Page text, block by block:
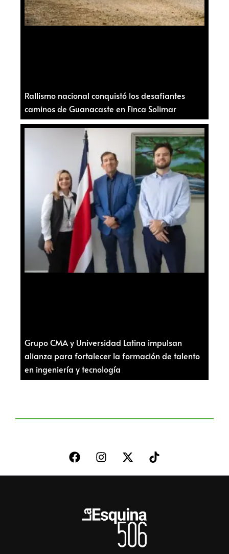
Rallismo nacional conquistó los desafiantes
caminos de Guanacaste en Finca Solimar
Grupo CMA y Universidad Latina impulsan
alianza para fortalecer la formación de talento
en ingeniería y tecnología